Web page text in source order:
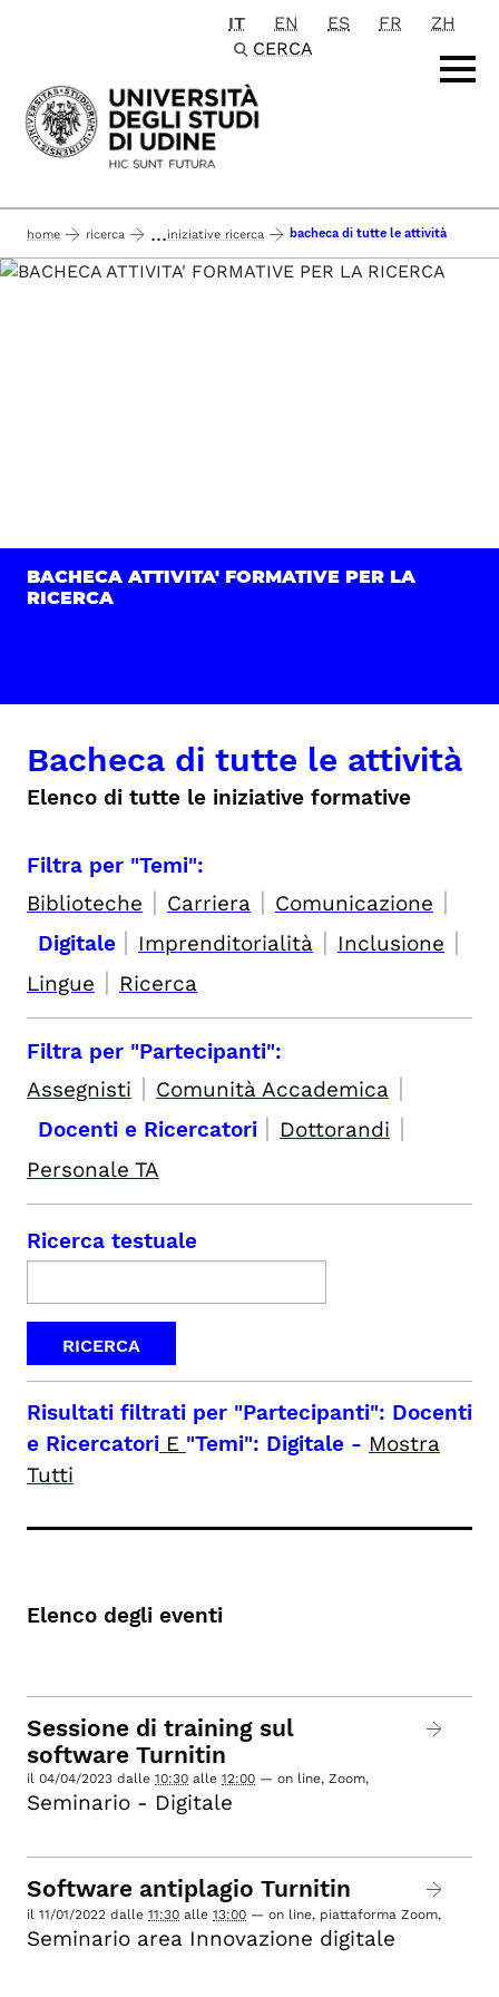
Passa al contenuto principale
IT EN ES FR
ZH
CERCA
home ricerca ...iniziative ricerca bacheca di tutte le attività
BACHECA ATTIVITA' FORMATIVE PER LA
RICERCA
Bacheca di tutte le attività
Elenco di tutte le iniziative formative
Filtra per "Temi":
Biblioteche | Carriera | Comunicazione |
Digitale | Imprenditorialità | Inclusione |
Lingue | Ricerca
Filtra per "Partecipanti":
Assegnisti | Comunità Accademica |
Docenti e Ricercatori | Dottorandi |
Personale TA
Ricerca testuale
Risultati filtrati per "Partecipanti": Docenti
e Ricercatori E "Temi": Digitale - Mostra
Tutti
Elenco degli eventi
Sessione di training sul
software Turnitin
il 04/04/2023 dalle 10:30 alle 12:00 — on line, Zoom,
Seminario - Digitale
Software antiplagio Turnitin
il 11/01/2022 dalle 11:30 alle 13:00 — on line, piattaforma Zoom,
Seminario area Innovazione digitale